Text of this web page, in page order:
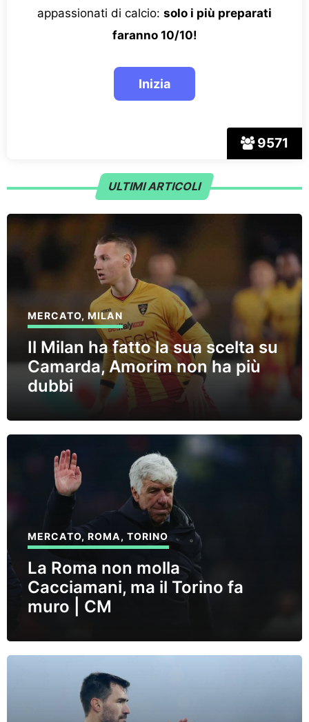
9571
appassionati di calcio: solo i più preparati
faranno 10/10!
ULTIMI ARTICOLI
MERCATO,MILAN
Il Milan ha fatto la sua scelta su
Camarda, Amorim non ha più
dubbi
MERCATO,ROMA, TORINO
La Roma non molla
Cacciamani, ma il Torino fa
muro | CM